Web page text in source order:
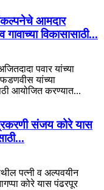
आमदार
विकासासाठी...
पवार यांच्या
फडणवीस यांच्या
आयोजित करण्यात...
संजय कोरे यास
पत्नी व अल्पवयीन
कोरे यास पंढरपूर